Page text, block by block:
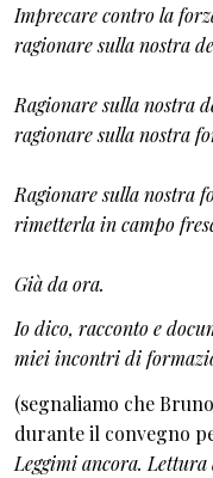
Imprecare contro la
ragionare sulla nostra
Ragionare sulla nostra
ragionare sulla nostra
Ragionare sulla nostra
rimetterla in campo
Già da ora.
Io dico, racconto e
miei incontri di
(segnaliamo che
durante il convegno
Leggimi ancora.